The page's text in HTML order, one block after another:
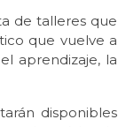
de talleres que
que vuelve a
aprendizaje, la
disponibles